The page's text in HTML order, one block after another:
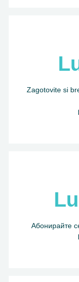
Zagotovite si
Абонирайте